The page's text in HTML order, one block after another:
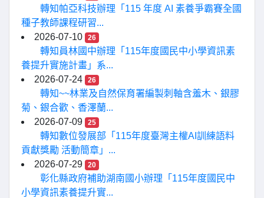
轉知帕亞科技辦理「115 年度 AI 素養爭霸賽全國
種子教師課程研習...
2026-07-10
26
轉知員林國中辦理「115年度國民中小學資訊素
養提升實施計畫」系...
2026-07-24
26
轉知~~林業及自然保育署編製刺軸含羞木、銀膠
菊、銀合歡、香澤蘭...
2026-07-09
25
轉知數位發展部「115年度臺灣主權AI訓練語料
貢獻獎勵 活動簡章」...
2026-07-29
20
彰化縣政府補助湖南國小辦理「115年度國民中
小學資訊素養提升實...